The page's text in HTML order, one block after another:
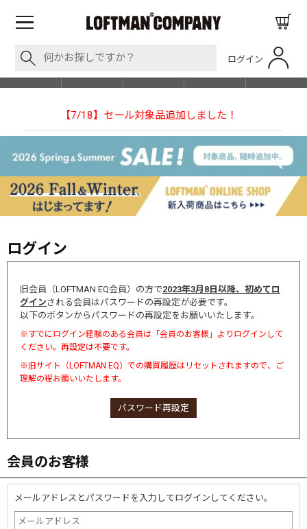
ログイン
SHOP LIST
【NEEDLESの別注】50周年 H.D. Track Pant
ログイン
旧会員（LOFTMAN EQ会員）の方で2023年3月8日以降、初めてロ
グインされる会員はパスワードの再設定が必要です。
以下のボタンからパスワードの再設定をお願いいたします。
※すでにログイン経験のある会員は「会員のお客様」よりログインして
ください。再設定は不要です。
※旧サイト（LOFTMAN EQ）での購買履歴はリセットされますので、ご
理解の程お願いいたします。
パスワード再設定
会員のお客様
メールアドレスとパスワードを入力してログインしてください。